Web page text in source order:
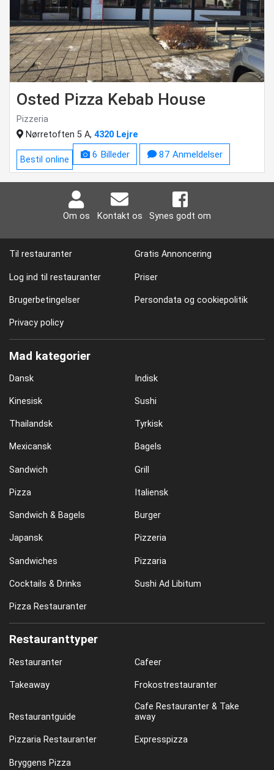
Osted Pizza Kebab House
Pizzeria
Nørretoften 5 A,4320 Lejre
6 Billeder 87 Anmeldelser
Bestil online
Om os Kontakt os Synes godt om
Til restauranter Gratis Annoncering
Log ind til restauranter Priser
Brugerbetingelser Persondata og cookiepolitik
Privacy policy
Mad kategorier
Dansk Indisk
Kinesisk Sushi
Thailandsk Tyrkisk
Mexicansk Bagels
Sandwich Grill
Pizza Italiensk
Sandwich & Bagels Burger
Japansk Pizzeria
Sandwiches Pizzaria
Cocktails & Drinks Sushi Ad Libitum
Pizza Restauranter
Restauranttyper
Restauranter Cafeer
Takeaway Frokostrestauranter
Restaurantguide
Cafe Restauranter & Take
away
Pizzaria Restauranter Expresspizza
Bryggens Pizza